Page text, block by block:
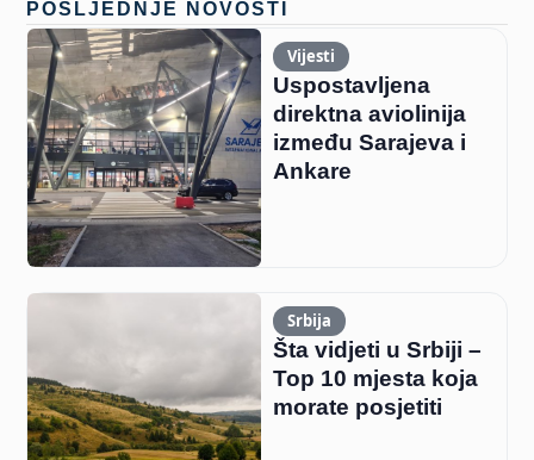
POSLJEDNJE NOVOSTI
Vijesti
Uspostavljena
direktna aviolinija
između Sarajeva i
Ankare
Srbija
Šta vidjeti u Srbiji –
Top 10 mjesta koja
morate posjetiti